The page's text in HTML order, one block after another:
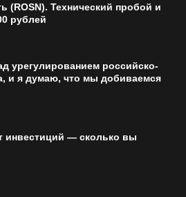
(ROSN). Технический пробой и
рублей
урегулированием российско-
и я думаю, что мы добиваемся
инвестиций — сколько вы